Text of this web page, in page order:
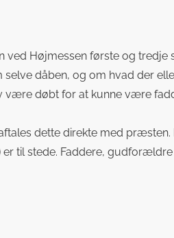
ved Højmessen første og
selve dåben, og om hvad der
være døbt for at kunne være
dette direkte med
til stede. Faddere,